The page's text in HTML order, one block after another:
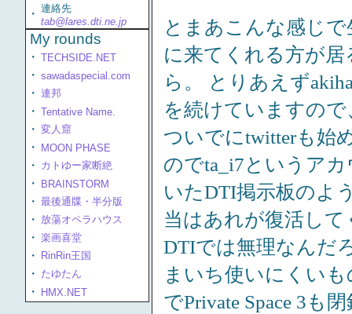
・ 連絡先
tab@lares.dti.ne.jp
My rounds
・ TECHSIDE.NET
・ sawadaspecial.com
・ 連邦
・ Tentative Name.
・ 変人窟
・ MOON PHASE
・ カトゆー家断絶
・ BRAINSTORM
・ 最後通牒・半分版
・ 放蕩オペラハウス
・ 楽画喜堂
・ RinRin王国
・ たゆたん
・ HMX.NET
とまあこんな感じ
に来てくれる方が
ら。 とりあえず
を続けていますの
ついでにtwitterも始
のでta_i7というア
いたDTI掲示板のよ
当はあれが復活し
DTIでは無理なんだ
まいち使いにくい
でPrivate Space 3も